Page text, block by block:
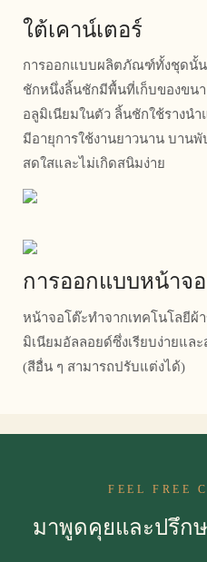
ใต้เคาน์เตอร์
การออกแบบผลิตภัณฑ์ทั้งชุดนั้น
ชักหนึ่งลิ้นชักมีพื้นที่เก็บของขน
อลูมิเนียมในตัว ลิ้นชักใช้รางน
มีอายุการใช้งานยาวนาน บา
สดใสและไม่เกิดสนิมง่าย
การออกแบบหน้าจ
หน้าจอโต๊ะทำจากเทคโนโลยีผ้
มิเนียมอัลลอยด์ซึ่งเรียบง่ายแล
(สีอื่น ๆ สามารถปรับแต่งได้)
FEEL FREE
มาพูดคุยและปรึกษ